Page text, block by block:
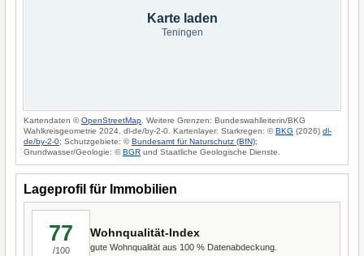
Karte laden
Teningen
Kartendaten ©OpenStreetMap . Weitere Grenzen: Bundeswahlleiterin/BKG
Wahlkreisgeometrie 2024, dl-de/by-2-0. Kartenlayer: Starkregen: ©BKG (2026) dl-
de/by-2-0; Schutzgebiete: ©Bundesamt für Naturschutz (BfN);
Grundwasser/Geologie: ©BGR und Staatliche Geologische Dienste.
Lageprofil für Immobilien
77
/100
Wohnqualität-Index
gute Wohnqualität aus 100 % Datenabdeckung.